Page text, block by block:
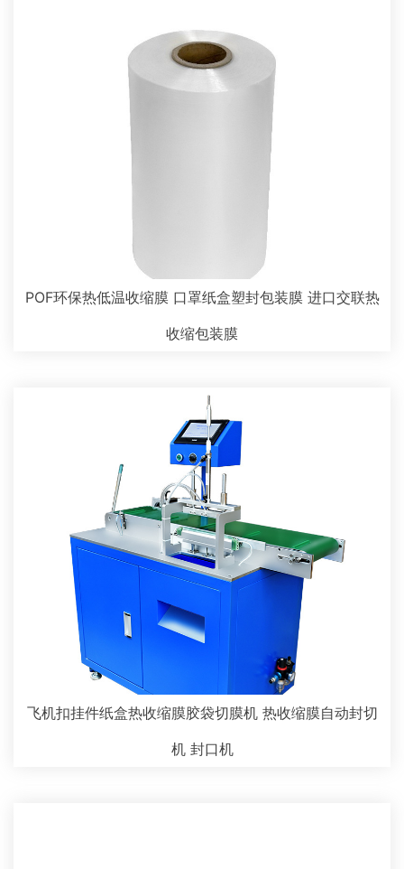
POF环保热低温收缩膜 口罩纸盒塑封包装膜 进口交联热
收缩包装膜
飞机扣挂件纸盒热收缩膜胶袋切膜机 热收缩膜自动封切
机 封口机